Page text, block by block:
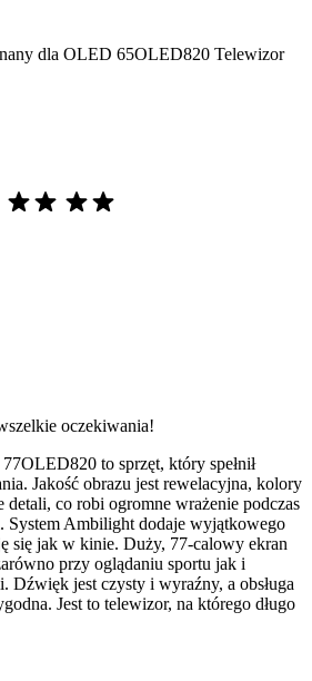
dla OLED 65OLED820 Telewizor
oczekiwania!
to sprzęt, który spełnił
Jakość obrazu jest rewelacyjna, kolory
detali, co robi ogromne wrażenie podczas
System Ambilight dodaje wyjątkowego
się jak w kinie. Duży, 77-calowy ekran
przy oglądaniu sportu jak i
Dźwięk jest czysty i wyraźny, a obsługa
Jest to telewizor, na którego długo